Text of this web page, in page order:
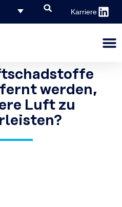
Karriere
werden,
Luft zu